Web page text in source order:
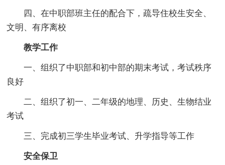
四、在中职部班主任的配合下，疏导住校生安全、
文明、有序离校
教学工作
一、组织了中职部和初中部的期末考试，考试秩序
良好
二、组织了初一、二年级的地理、历史、生物结业
考试
三、完成初三学生毕业考试、升学指导等工作
安全保卫